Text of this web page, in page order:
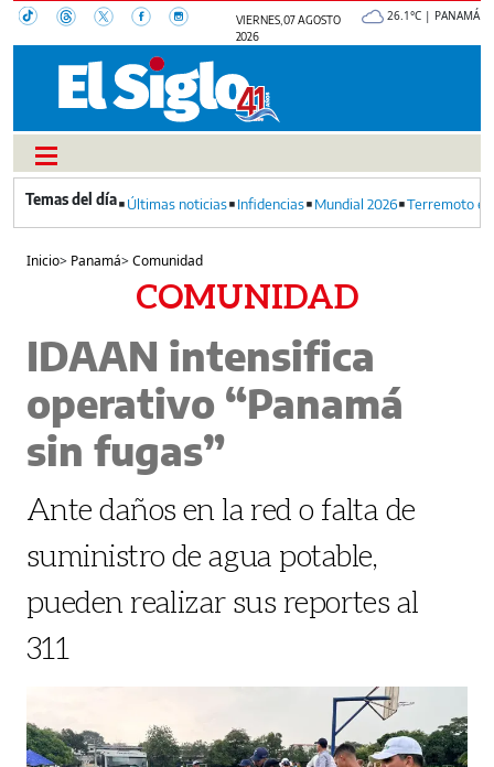
VIERNES, 07 AGOSTO
2026
26.1°C | PANAMÁ
Últimas noticias Infidencias Mundial 2026 Terremoto
Inicio> Panamá>Comunidad
COMUNIDAD
IDAAN intensifica
operativo “Panamá
sin fugas”
Ante daños en la red o falta de
suministro de agua potable,
pueden realizar sus reportes al
311